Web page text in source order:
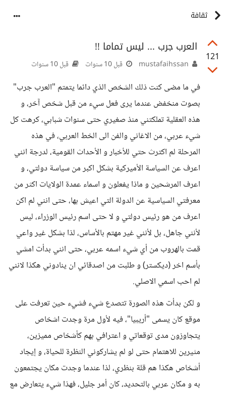
ثقافة
121
العرب جرب ... ليس تماما !!
قبل 10 سنوات قبل 10 سنوات
في ما مضى كنت ذلك الشخص الذي دائما يتمتم "العرب جرب"
بصوت منخفض عندما يرى فعل سيء من قبل شخص آخر، و
هذه العقلية تملكتني منذ صغيري حتى سنوات شبابي، كرهت كل
شيء عربي، من الاغاني والفن الى الخط العربي، في هذه
المرحلة لم اكترث حتي للأخبار و الأحداث القومية، لدرجة انني
اعرف عن السياسة الأميركية بشكل اكبر من سياسة دولتي، و
اعرف المرشحين و ماذا يفعلون و اسماء عمدة الولايات اكثر من
معرفتي السياسية عن الدولة التي اعيش بها، حتى انني لم اكن
اعرف من هو رئيس دولتي و لا حتى اسم رئيس الوزراء، ليس
لأنني جاهل، بل لأنني غير مهتم بالأساس، لذا بشكل غير واعي
قمت بالهروب من أي شيء اسمه عربي، حتى انني بدأت امشي
بأسم اخر (ديكستر) و طلبت من اصدقائي ان ينادوني هكذا لانني
لم احب اسمي الاصلي.
و لكن بدأت هذه الصورة تتصدع شيء فشيء حين تعرفت على
موقع كان يسمى "أريبيا"، فيه لأول مرة وجدت اشخاص
يتجاوزون مدى توقعاتي و اعترافي بهم كأشخاص مميزين،
مثيرين للاهتمام حتى لو لم يشاركوني النظرة للحياة، و إيجاد
أشخاص هكذا هم قلة بنظري، لذا عندما وجدت مكان يجتمعون
به و مكان عربي بالتحديد، كان أمر جليل، فهذا شيء يتعارض مع